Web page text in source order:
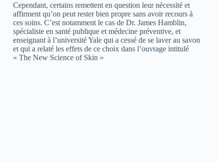
Cependant, certains remettent en question leur nécessité et
affirment qu’on peut rester bien propre sans avoir recours à
ces soins. C’est notamment le cas de Dr. James Hamblin,
spécialiste en santé publique et médecine préventive, et
enseignant à l’université Yale qui a cessé de se laver au savon
et qui a relaté les effets de ce choix dans l’ouvrage intitulé
« The New Science of Skin »